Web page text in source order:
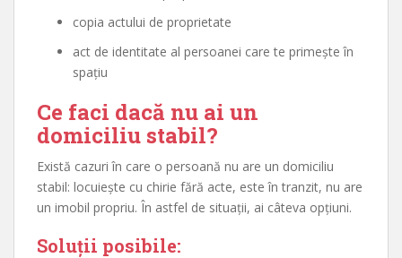
copia actului de proprietate
act de identitate al persoanei care te primește în
spațiu
Ce faci dacă nu ai un
domiciliu stabil?
Există cazuri în care o persoană nu are un domiciliu
stabil: locuiește cu chirie fără acte, este în tranzit, nu are
un imobil propriu. În astfel de situații, ai câteva opțiuni.
Soluții posibile: